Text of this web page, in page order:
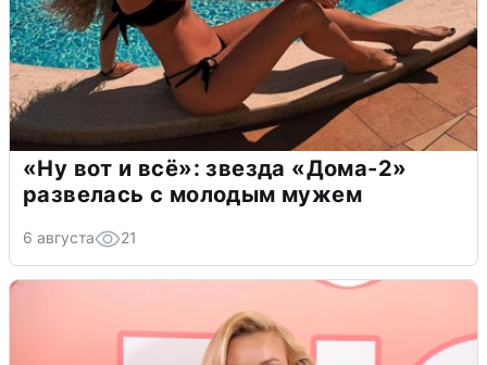
«Ну вот и всё»: звезда «Дома-2»
развелась с молодым мужем
6 августа 21